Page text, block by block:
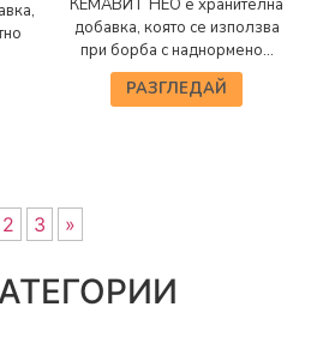
добавка, която се използва
при борба с наднормено...
РАЗГЛЕДАЙ
2 3 »